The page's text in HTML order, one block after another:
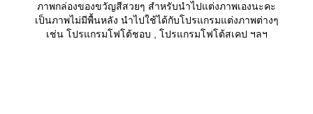
ภาพกล่องของขวัญสีสวยๆ สำหรับนำไปแต่งภาพเองนะคะ
เป็นภาพไม่มีพื้นหลัง นำไปใช้ได้กับโปรแกรมแต่งภาพต่างๆ
เช่น โปรแกรมโฟโต้ชอบ , โปรแกรมโฟโต้สเคป ฯลฯ